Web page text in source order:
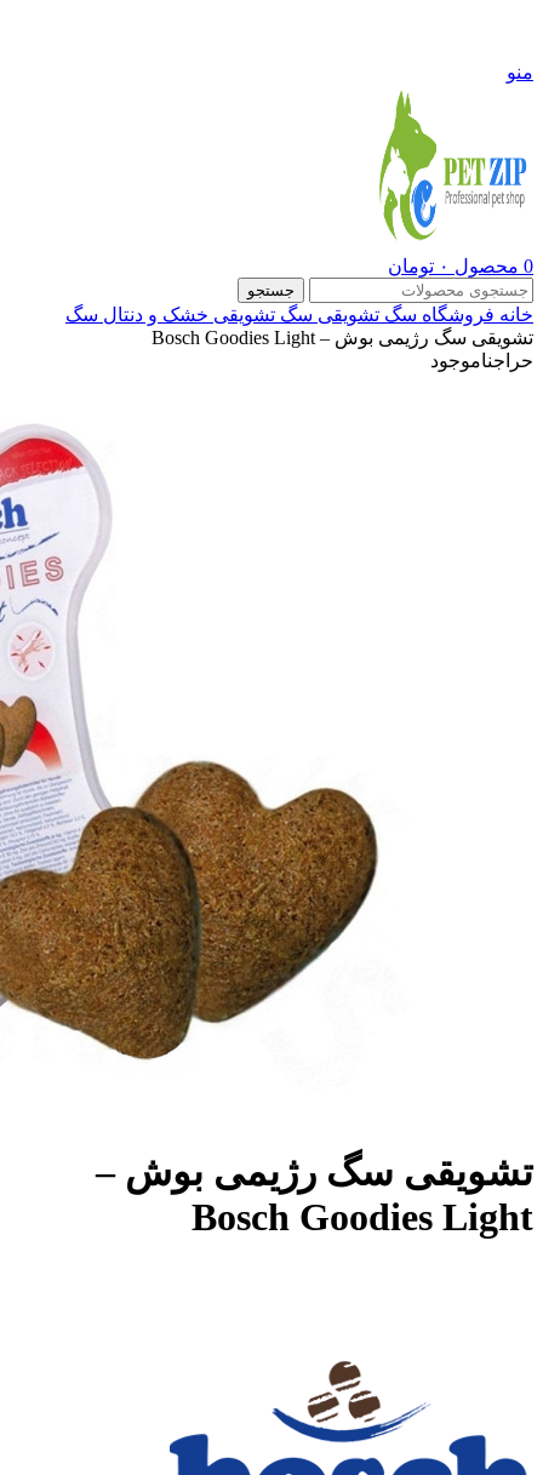
منو
0 محصول ۰ تومان
جستجو
خانه فروشگاه سگ تشویقی سگ تشویقی خشک و دنتال سگ
تشویقی سگ رژیمی بوش – Bosch Goodies Light
حراجناموجود
تشویقی سگ رژیمی بوش –
Bosch Goodies Light